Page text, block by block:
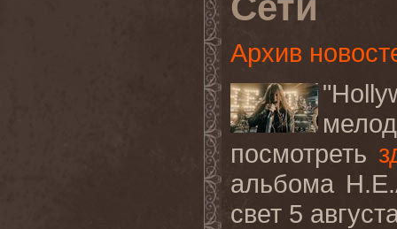
Архив
посмотреть
альбома
свет 5